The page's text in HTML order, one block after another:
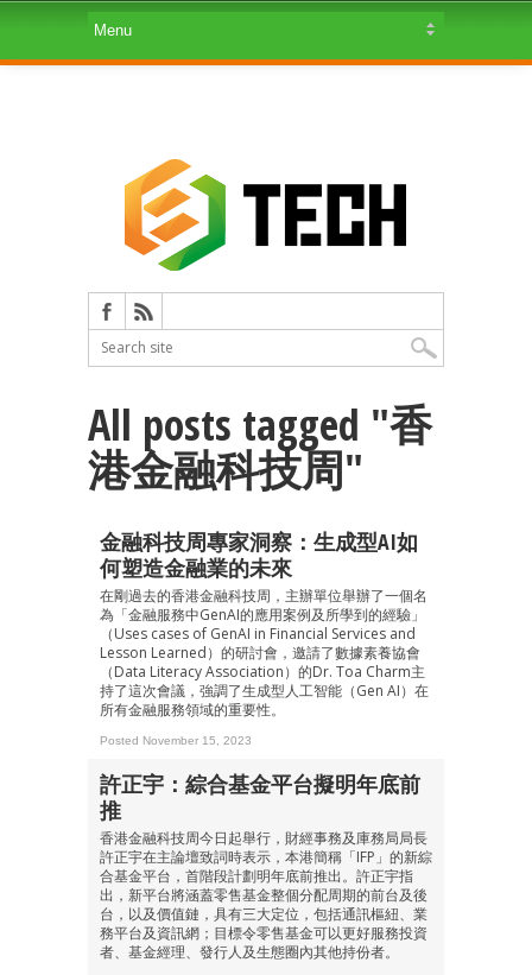
All posts tagged "香
港金融科技周"
金融科技周專家洞察：生成型AI如
何塑造金融業的未來
在剛過去的香港金融科技周，主辦單位舉辦了一個名
為「金融服務中GenAI的應用案例及所學到的經驗」
（Uses cases of GenAI in Financial Services and
Lesson Learned）的研討會，邀請了數據素養協會
（Data Literacy Association）的Dr. Toa Charm主
持了這次會議，強調了生成型人工智能（Gen AI）在
所有金融服務領域的重要性。
Posted November 15, 2023
許正宇：綜合基金平台擬明年底前
推
香港金融科技周今日起舉行，財經事務及庫務局局長
許正宇在主論壇致詞時表示，本港簡稱「IFP」的新綜
合基金平台，首階段計劃明年底前推出。許正宇指
出，新平台將涵蓋零售基金整個分配周期的前台及後
台，以及價值鏈，具有三大定位，包括通訊樞紐、業
務平台及資訊網；目標令零售基金可以更好服務投資
者、基金經理、發行人及生態圈內其他持份者。